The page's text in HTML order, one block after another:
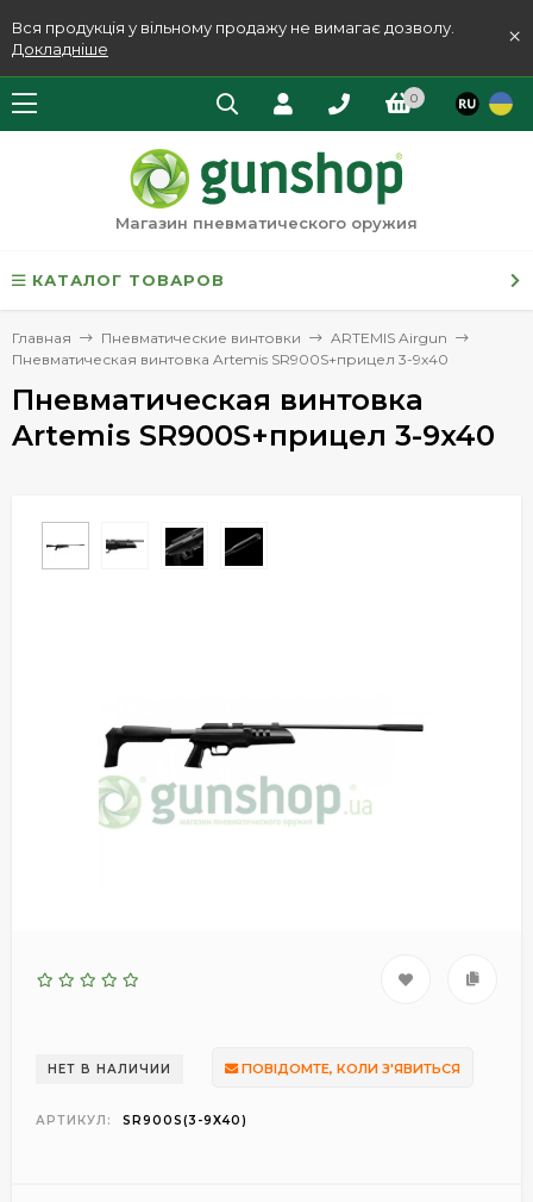
Вся продукція у вільному продажу не вимагає дозволу.
Докладніше
×
0
Магазин пневматического оружия
КАТАЛОГ ТОВАРОВ
Главная Пневматические винтовки
ARTEMIS Airgun
Пневматическая винтовка Artemis SR900S+прицел 3-9x40
Пневматическая винтовка
Artemis SR900S+прицел 3-9x40
НЕТ В НАЛИЧИИ ПОВІДОМТЕ, КОЛИ З'ЯВИТЬСЯ
АРТИКУЛ: SR900S(3-9X40)